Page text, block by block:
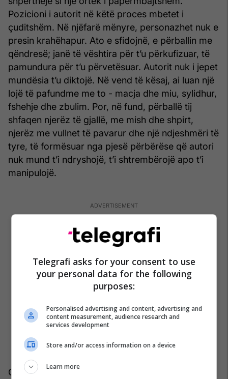
Pozicioni i autorit në këtë proces mbetet i
çuditshëm. Në njëfarë mënyre, perso­nazhet nuk e
presin krahëhapur. Ato e sfidojnë, e përballin me
qëndresë; janë të vështira për t’u përkufizuar, të
pamundura për t’u përvetësuar. Autorit nuk i jepet
mundësia t’u diktojë. Në vend të kësaj, ai luan një
lojë të pafundme me to - macja dhe miu, sylidhur,
fshehje dhe zbulim. Por, në fund, përballë tij
shfaqen njerëz të gjallë, me mish dhe shpirt,
njerëz me vullnet të pavarur dhe një ndjeshmëri të
tyre, të formësuar nga pjesë përbërëse që autori
nuk mund t’i ndryshojë, t’i shtrem­bërojë apo t’i
manipulojë.
Gjuha në art mbetet një akt i vështirë dhe
Telegrafi asks for your consent to use
your personal data for the following
purposes:
Personalised advertising and content, advertising and
content measurement, audience research and
services development
Store and/or access information on a device
Learn more